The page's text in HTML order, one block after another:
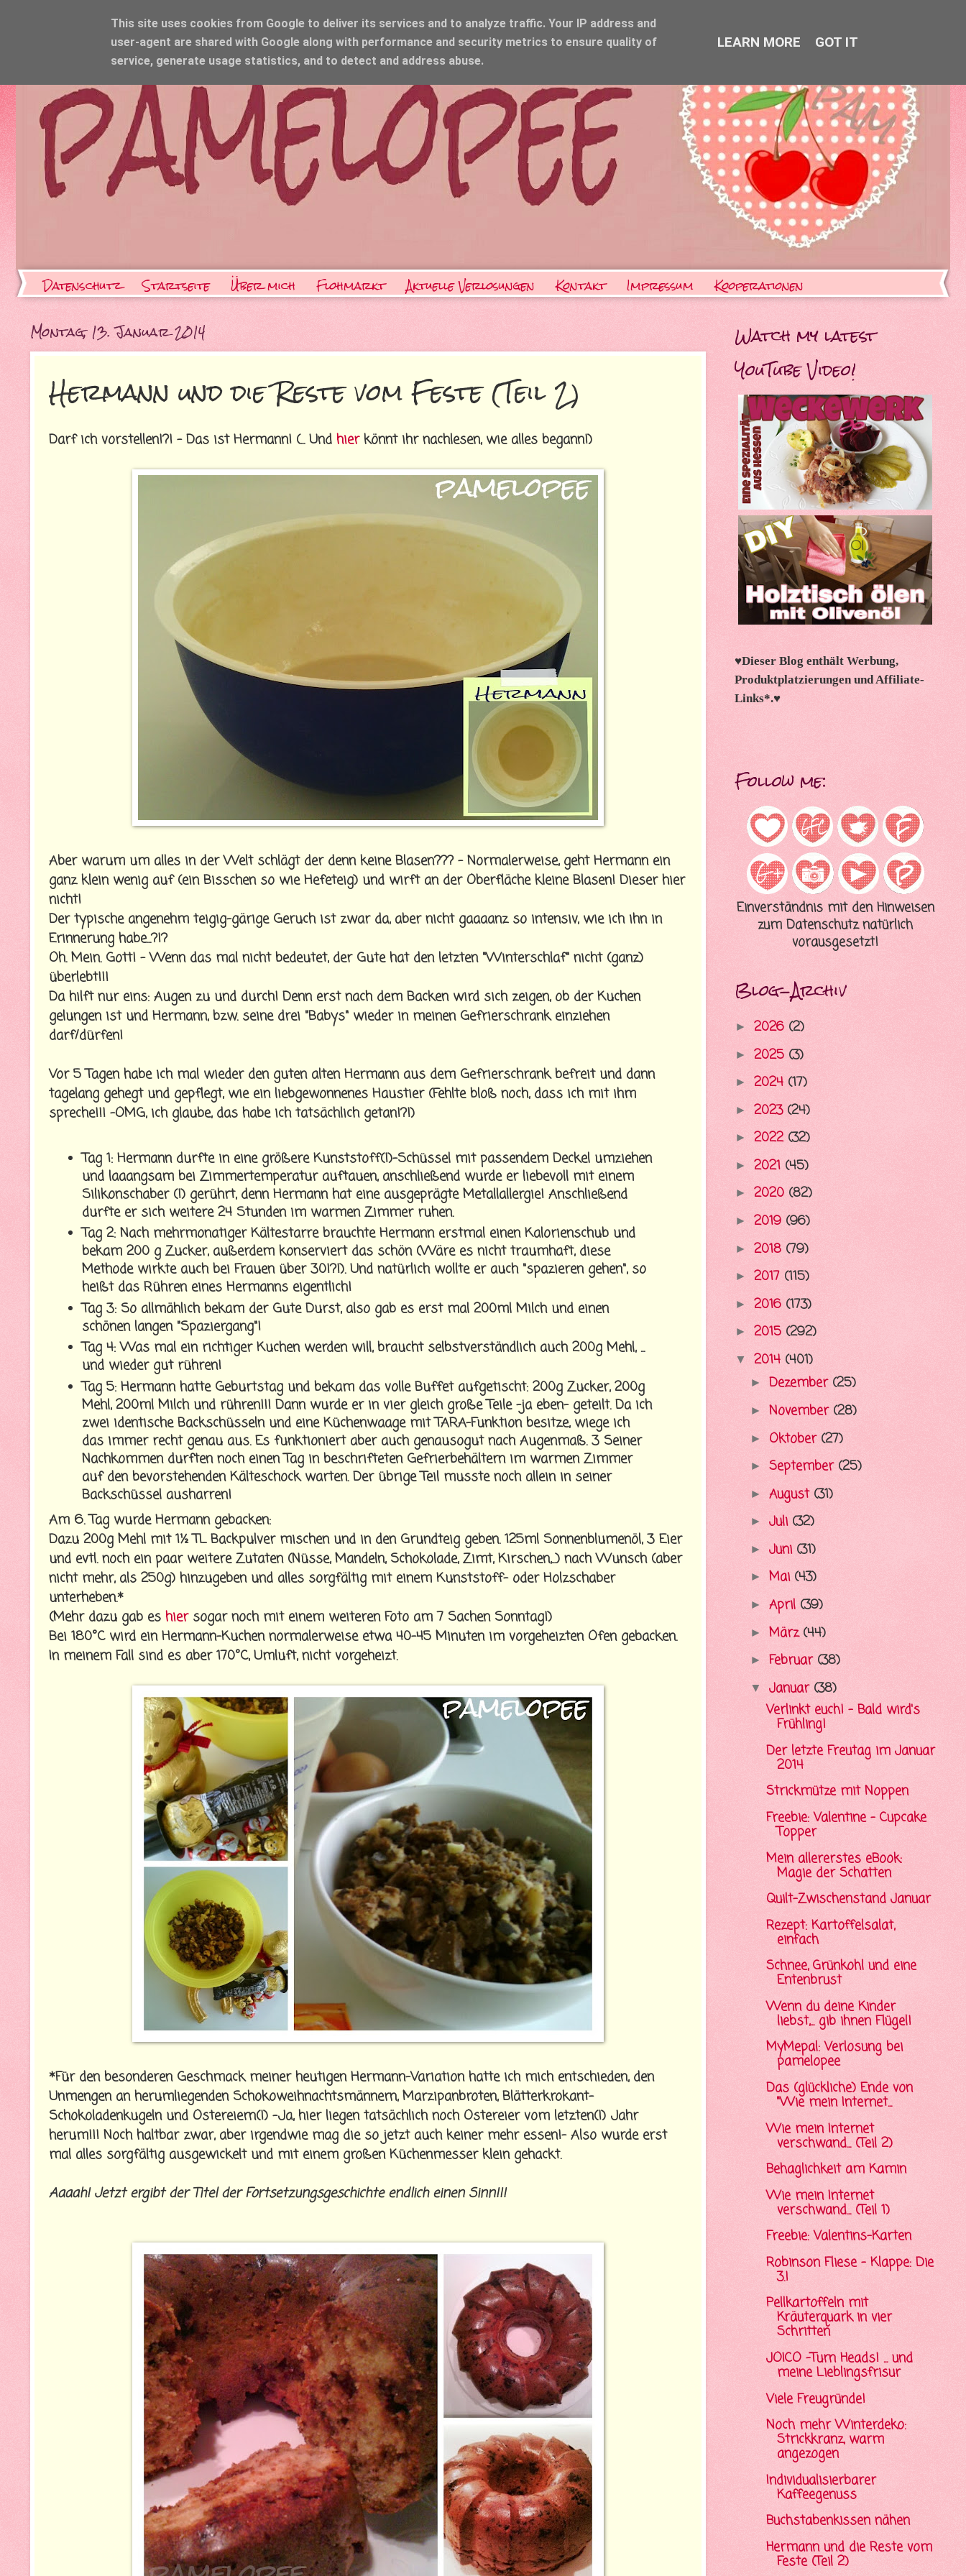
Datenschutz Startseite Über mich Flohmarkt Aktuelle Verlosungen Kontakt Impressum Kooperationen
Montag, 13. Januar 2014
Hermann und die Reste vom Feste (Teil 2)
Darf ich vorstellen!?! - Das ist Hermann! (... Und hierkönnt ihr nachlesen, wie alles begann!)
Aber warum um alles in der Welt schlägt der denn keine Blasen??? - Normalerweise, geht Hermann ein
ganz klein wenig auf (ein Bisschen so wie Hefeteig) und wirft an der Oberfläche kleine Blasen! Dieser hier
nicht!
Der typische angenehm teigig-gärige Geruch ist zwar da, aber nicht gaaaanz so intensiv, wie ich ihn in
Erinnerung habe...?!?
Oh. Mein. Gott! - Wenn das mal nicht bedeutet, der Gute hat den letzten "Winterschlaf" nicht (ganz)
überlebt!!!
Da hilft nur eins: Augen zu und durch! Denn erst nach dem Backen wird sich zeigen, ob der Kuchen
gelungen ist und Hermann, bzw. seine drei "Babys" wieder in meinen Gefrierschrank einziehen
darf/dürfen!
Vor 5 Tagen habe ich mal wieder den guten alten Hermann aus dem Gefrierschrank befreit und dann
tagelang gehegt und gepflegt, wie ein liebgewonnenes Haustier (Fehlte bloß noch, dass ich mit ihm
spreche!!! -OMG, ich glaube, das habe ich tatsächlich getan!?!)
Tag 1: Hermann durfte in eine größere Kunststoff(!)-Schüssel mit passendem Deckel umziehen
und laaangsam bei Zimmertemperatur auftauen, anschließend wurde er liebevoll mit einem
Silikonschaber (!) gerührt, denn Hermann hat eine ausgeprägte Metallallergie! Anschließend
durfte er sich weitere 24 Stunden im warmen Zimmer ruhen.
Tag 2: Nach mehrmonatiger Kältestarre brauchte Hermann erstmal einen Kalorienschub und
bekam 200 g Zucker, außerdem konserviert das schön (Wäre es nicht traumhaft, diese
Methode wirkte auch bei Frauen über 30!?!). Und natürlich wollte er auch "spazieren gehen", so
heißt das Rühren eines Hermanns eigentlich!
Tag 3: So allmählich bekam der Gute Durst, also gab es erst mal 200ml Milch und einen
schönen langen "Spaziergang"!
Tag 4: Was mal ein richtiger Kuchen werden will, braucht selbstverständlich auch 200g Mehl, ...
und wieder gut rühren!
Tag 5: Hermann hatte Geburtstag und bekam das volle Buffet aufgetischt: 200g Zucker, 200g
Mehl, 200ml Milch und rühren!!! Dann wurde er in vier gleich große Teile -ja eben- geteilt. Da ich
zwei identische Backschüsseln und eine Küchenwaage mit TARA-Funktion besitze, wiege ich
das immer recht genau aus. Es funktioniert aber auch genausogut nach Augenmaß. 3 Seiner
Nachkommen durften noch einen Tag in beschrifteten Gefrierbehältern im warmen Zimmer
auf den bevorstehenden Kälteschock warten. Der übrige Teil musste noch allein in seiner
Backschüssel ausharren!
Am 6. Tag wurde Hermann gebacken:
Dazu 200g Mehl mit 1½ TL Backpulver mischen und in den Grundteig geben. 125ml Sonnenblumenöl, 3 Eier
und evtl. noch ein paar weitere Zutaten (Nüsse, Mandeln, Schokolade, Zimt, Kirschen,...) nach Wunsch (aber
nicht mehr, als 250g) hinzugeben und alles sorgfältig mit einem Kunststoff- oder Holzschaber
unterheben.*
(Mehr dazu gab es hiersogar noch mit einem weiteren Foto am 7 Sachen Sonntag!)
Bei 180°C wird ein Hermann-Kuchen normalerweise etwa 40-45 Minuten im vorgeheizten Ofen gebacken.
In meinem Fall sind es aber 170°C, Umluft, nicht vorgeheizt.
*Für den besonderen Geschmack meiner heutigen Hermann-Variation hatte ich mich entschieden, den
Unmengen an herumliegenden Schokoweihnachtsmännern, Marzipanbroten, Blätterkrokant-
Schokoladenkugeln und Ostereiern(!) -Ja, hier liegen tatsächlich noch Ostereier vom letzten(!) Jahr
herum!!! Noch haltbar zwar, aber irgendwie mag die so jetzt auch keiner mehr essen!- Also wurde erst
mal alles sorgfältig ausgewickelt und mit einem großen Küchenmesser klein gehackt.
Aaaah! Jetzt ergibt der Titel der Fortsetzungsgeschichte endlich einen Sinn!!!
Watch my latest
YouTube Video!
♥Dieser Blog enthält Werbung,
Produktplatzierungen und Affiliate-
Links*.♥
Follow me:
Einverständnis mit den Hinweisen
zum Datenschutz natürlich
vorausgesetzt!
Blog-Archiv
► 2026 (2)
► 2025 (3)
► 2024 (17)
► 2023 (24)
► 2022 (32)
► 2021 (45)
► 2020 (82)
► 2019 (96)
► 2018 (79)
► 2017 (115)
► 2016 (173)
► 2015 (292)
▼ 2014 (401)
► Dezember (25)
► November (28)
► Oktober (27)
► September (25)
► August (31)
► Juli (32)
► Juni (31)
► Mai (43)
► April (39)
► März(44)
► Februar (38)
▼ Januar (38)
Verlinkt euch! - Bald wird's
Frühling!
Der letzte Freutag im Januar
2014
Strickmütze mit Noppen
Freebie: Valentine - Cupcake
Topper
Mein allererstes eBook:
Magie der Schatten
Quilt-Zwischenstand Januar
Rezept: Kartoffelsalat,
einfach
Schnee, Grünkohl und eine
Entenbrust
Wenn du deine Kinder
liebst,... gib ihnen Flügel!
MyMepal: Verlosung bei
pamelopee
Das (glückliche) Ende von
"Wie mein Internet...
Wie mein Internet
verschwand... (Teil 2)
Behaglichkeit am Kamin
Wie mein Internet
verschwand... (Teil 1)
Freebie: Valentins-Karten
Robinson Fliese - Klappe: Die
3.!
Pellkartoffeln mit
Kräuterquark in vier
Schritten
JOICO -Turn Heads! ... und
meine Lieblingsfrisur
Viele Freugründe!
Noch mehr Winterdeko:
Strickkranz, warm
angezogen
Individualisierbarer
Kaffeegenuss
Buchstabenkissen nähen
Hermann und die Reste vom
Feste (Teil 2)
This site uses cookies from Google to deliver its services and to analyze traffic. Your IP address and
user-agent are shared with Google along with performance and security metrics to ensure quality of
service, generate usage statistics, and to detect and address abuse.
LEARN MORE GOT IT